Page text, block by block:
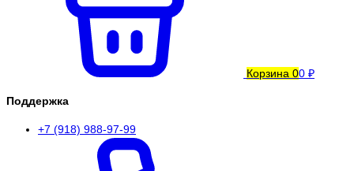
Корзина 00 ₽
Поддержка
+7 (918) 988-97-99